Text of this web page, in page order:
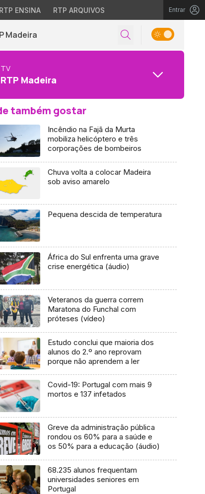
RTP ENSINA RTP ARQUIVOS Entrar
Madeira
TV
RTP Madeira
também gostar
Incêndio na Fajã da Murta
mobiliza helicóptero e três
corporações de bombeiros
Chuva volta a colocar Madeira
sob aviso amarelo
Pequena descida de temperatura
África do Sul enfrenta uma grave
crise energética (áudio)
Veteranos da guerra correm
Maratona do Funchal com
próteses (vídeo)
Estudo conclui que maioria dos
alunos do 2.º ano reprovam
porque não aprendem a ler
Covid-19: Portugal com mais 9
mortos e 137 infetados
Greve da administração pública
rondou os 60% para a saúde e
os 50% para a educação (áudio)
68.235 alunos frequentam
universidades seniores em
Portugal